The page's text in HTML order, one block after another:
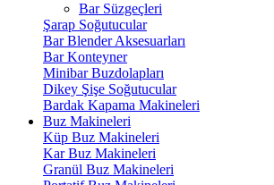
Bar Süzgeçleri
Şarap Soğutucular
Bar Blender Aksesuarları
Bar Konteyner
Minibar Buzdolapları
Dikey Şişe Soğutucular
Bardak Kapama Makineleri
Buz Makineleri
Küp Buz Makineleri
Kar Buz Makineleri
Granül Buz Makineleri